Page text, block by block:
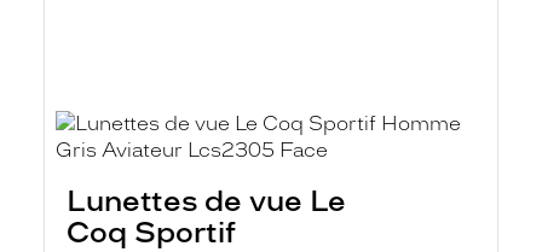
Lunettes de vue Le
Coq Sportif